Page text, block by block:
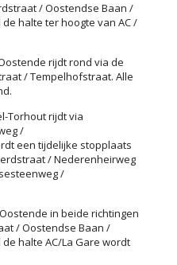
/ Oostendse Baan /
halte ter hoogte van AC /
rijdt rond via de
/ Tempelhofstraat. Alle
Torhout rijdt via
/
een tijdelijke stopplaats
/ Nederenheirweg
/
in beide richtingen
/ Oostendse Baan /
halte AC/La Gare wordt